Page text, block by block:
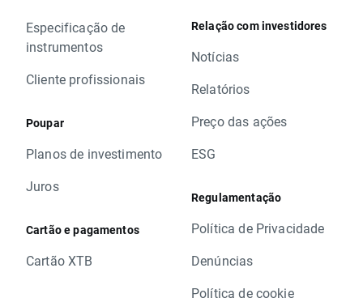
Especificação de
instrumentos
Cliente profissionais
Poupar
Planos de investimento
Juros
Cartão e pagamentos
Cartão XTB
Relação com investidores
Notícias
Relatórios
Preço das ações
ESG
Regulamentação
Política de Privacidade
Denúncias
Política de cookie